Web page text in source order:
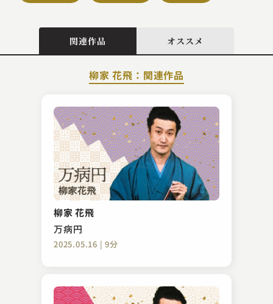
関連作品 オススメ
柳家 花飛：関連作品
柳家 花飛
万病円
2025.05.16 | 9分
金原亭 馬生
無精床
2023.02.03 | 11分